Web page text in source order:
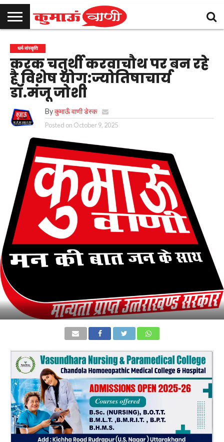
उत्तराखण्ड
राजनीति
मनोरंजन
क्राइम
खेल
समाचार
शिक्षा
स्वास्थ्य
धर्म-
संस्कृति
चुनाव
विज्ञापन
संपर्क
करें
धर्म-संस्कृति
करक चतुर्थी करवाचौथ पर बन रहे
है विशेष योग:ज्योतिषाचार्य
डॉ.मंजू जोशी
By कुमाऊँ वाणी डेस्क
Posted on October 9, 2025